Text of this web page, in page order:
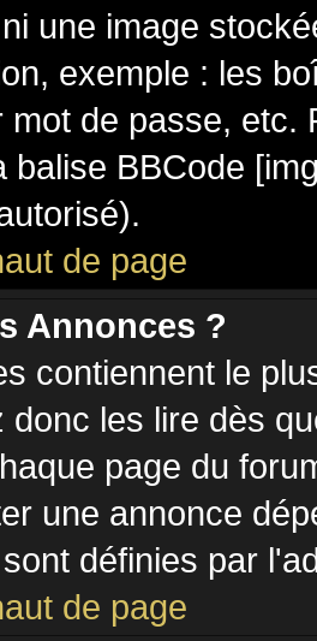
une image
exemple : les
mot de passe, etc.
balise BBCode
de page
Annonces ?
contiennent le
donc les lire dès
page du
une annonce
définies par
de page